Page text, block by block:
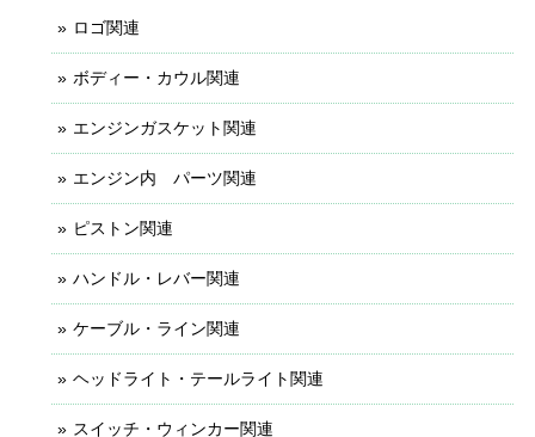
ロゴ関連
ボディー・カウル関連
エンジンガスケット関連
エンジン内 パーツ関連
ピストン関連
ハンドル・レバー関連
ケーブル・ライン関連
ヘッドライト・テールライト関連
スイッチ・ウィンカー関連